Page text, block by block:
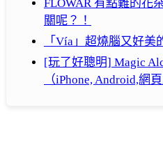
FLOWAR 有點難的花
關呢？！
「Vía」超燒腦又好美
[玩了好聰明] Magic
（iPhone, Android,網頁